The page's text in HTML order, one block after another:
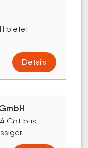
bietet
Details
Cottbus